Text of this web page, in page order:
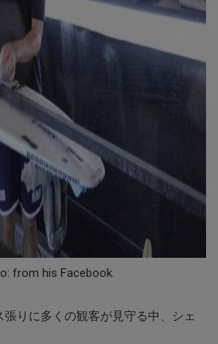
from his Facebook.
りに多くの観客が見守る中、シェ